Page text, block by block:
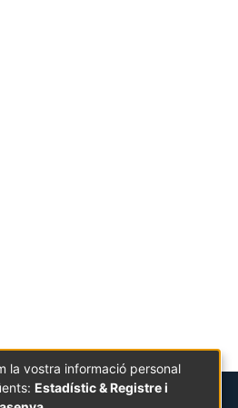
la vostra informació personal
Estadístic & Registre i